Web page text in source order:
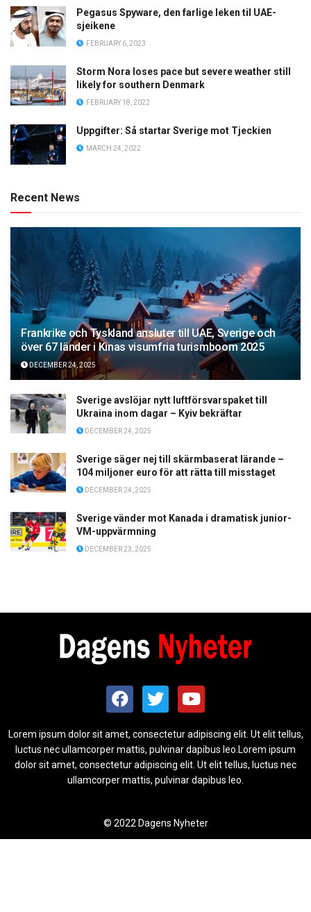
Pegasus Spyware, den farlige leken til UAE-
sjeikene
FEBRUARY 6, 2023
Storm Nora loses pace but severe weather still
likely for southern Denmark
FEBRUARY 18, 2022
Uppgifter: Så startar Sverige mot Tjeckien
MARCH 24, 2022
Recent News
Frankrike och Tyskland ansluter till UAE, Sverige och
över 67 länder i Kinas visumfria turismboom 2025
DECEMBER 24, 2025
Sverige avslöjar nytt luftförsvarspaket till
Ukraina inom dagar – Kyiv bekräftar
DECEMBER 24, 2025
Sverige säger nej till skärmbaserat lärande –
104 miljoner euro för att rätta till misstaget
DECEMBER 24, 2025
Sverige vänder mot Kanada i dramatisk junior-
VM-uppvärmning
DECEMBER 23, 2025
Lorem ipsum dolor sit amet, consectetur adipiscing elit. Ut elit tellus,
luctus nec ullamcorper mattis, pulvinar dapibus leo.Lorem ipsum
dolor sit amet, consectetur adipiscing elit. Ut elit tellus, luctus nec
ullamcorper mattis, pulvinar dapibus leo.
© 2022 Dagens Nyheter